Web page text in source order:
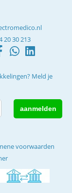
20 30 213
Meld je
voorwaarden